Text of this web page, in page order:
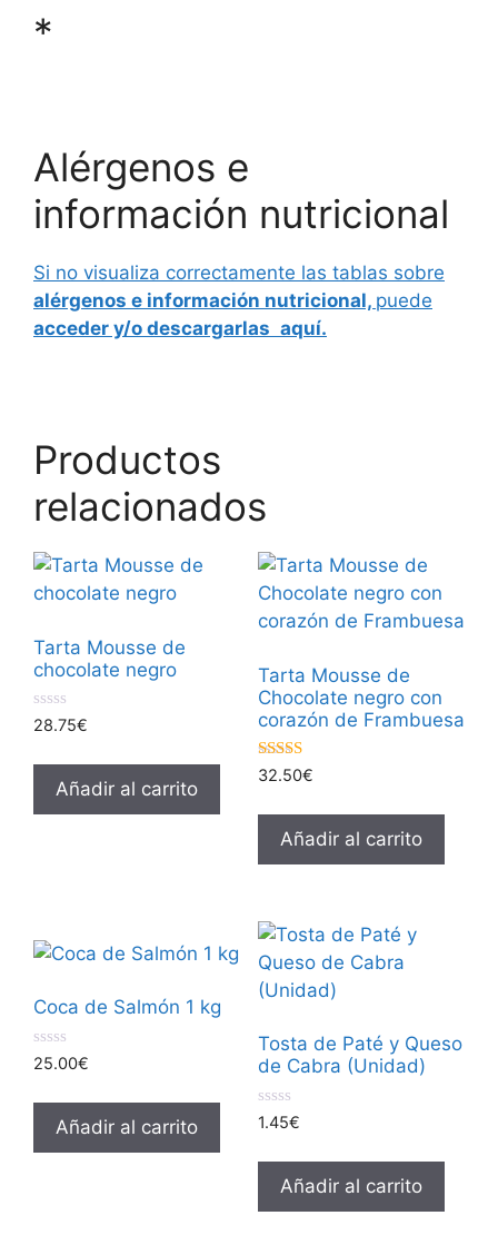
*
Alérgenos e
información nutricional
Si no visualiza correctamente las tablas sobre
alérgenos e información nutricional, puede
acceder y/o descargarlas aquí.
Productos
relacionados
Tarta Mousse de
chocolate negro
0
5
28.75€
Añadir al carrito
Tarta Mousse de
Chocolate negro con
corazón de Frambuesa
5.00
de 5
32.50€
Añadir al carrito
Coca de Salmón 1 kg
0
5
25.00€
Añadir al carrito
Tosta de Paté y Queso
de Cabra (Unidad)
0
5
1.45€
Añadir al carrito